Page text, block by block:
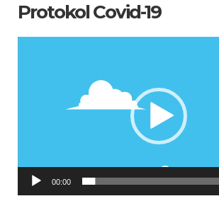
Protokol Covid-19
00:00